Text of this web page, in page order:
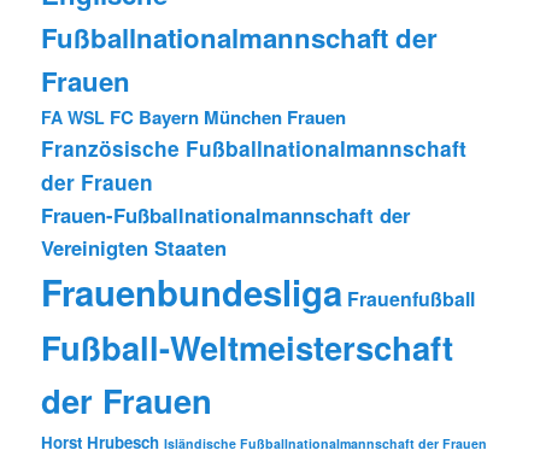
Fußballnationalmannschaft der
Frauen
FA WSL FC Bayern München Frauen
Französische Fußballnationalmannschaft
der Frauen
Frauen-Fußballnationalmannschaft der
Vereinigten Staaten
Frauenbundesliga Frauenfußball
Fußball-Weltmeisterschaft
der Frauen
Horst Hrubesch Isländische Fußballnationalmannschaft der Frauen